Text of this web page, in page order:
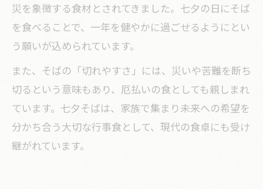
災を象徴する食材とされてきました。七夕の日にそば
を食べることで、一年を健やかに過ごせるようにとい
う願いが込められています。
また、そばの「切れやすさ」には、災いや苦難を断ち
切るという意味もあり、厄払いの食としても親しまれ
ています。七夕そばは、家族で集まり未来への希望を
分かち合う大切な行事食として、現代の食卓にも受け
継がれています。